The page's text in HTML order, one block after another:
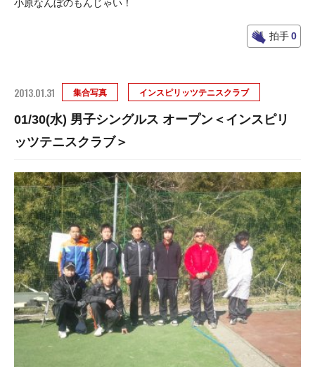
小原なんぼのもんじゃい！
拍手0
2013.01.31 集合写真 インスピリッツテニスクラブ
01/30(水) 男子シングルス オープン＜インスピリ
ッツテニスクラブ＞